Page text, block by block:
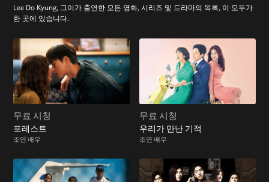
Lee Do Kyung, 그이가 출연한 모든 영화, 시리즈 및 드라마의 목록, 이 모두가
한 곳에 있습니다.
무료 시청
포레스트
조연 배우
무료 시청
우리가 만난 기적
조연 배우